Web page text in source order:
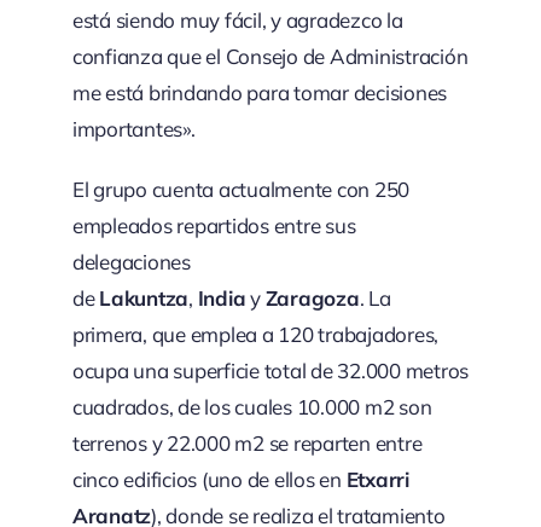
está siendo muy fácil, y agradezco la
confianza que el Consejo de Administración
me está brindando para tomar decisiones
importantes».
El grupo cuenta actualmente con 250
empleados repartidos entre sus
delegaciones
deLakuntza, IndiayZaragoza. La
primera, que emplea a 120 trabajadores,
ocupa una superficie total de 32.000 metros
cuadrados, de los cuales 10.000 m2 son
terrenos y 22.000 m2 se reparten entre
cinco edificios (uno de ellos en Etxarri
Aranatz), donde se realiza el tratamiento